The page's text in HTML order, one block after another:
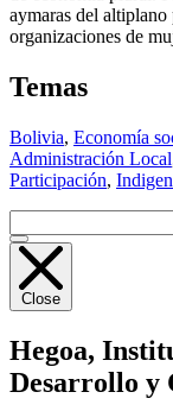
aymaras del
organizaciones de
Temas
Bolivia, Economía
Administración Local
Participación,
Close
Hegoa,
Desarrollo y